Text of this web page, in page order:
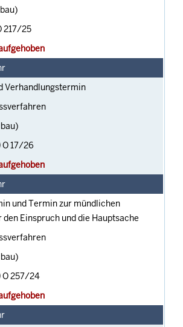
217/25
Verhandlungstermin
O 17/26
und Termin zur mündlichen
Einspruch und die Hauptsache
O 257/24